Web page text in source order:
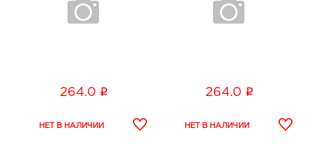
264.0 i 264.0 i